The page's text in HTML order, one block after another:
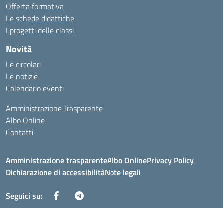
Offerta formativa
Le schede didattiche
I progetti delle classi
Novità
Le circolari
Le notizie
Calendario eventi
Amministrazione Trasparente
Albo Online
Contatti
Amministrazione trasparenteAlbo OnlinePrivacy Policy
Dichiarazione di accessibilitàNote legali
Seguici su: